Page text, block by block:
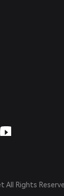
Rights